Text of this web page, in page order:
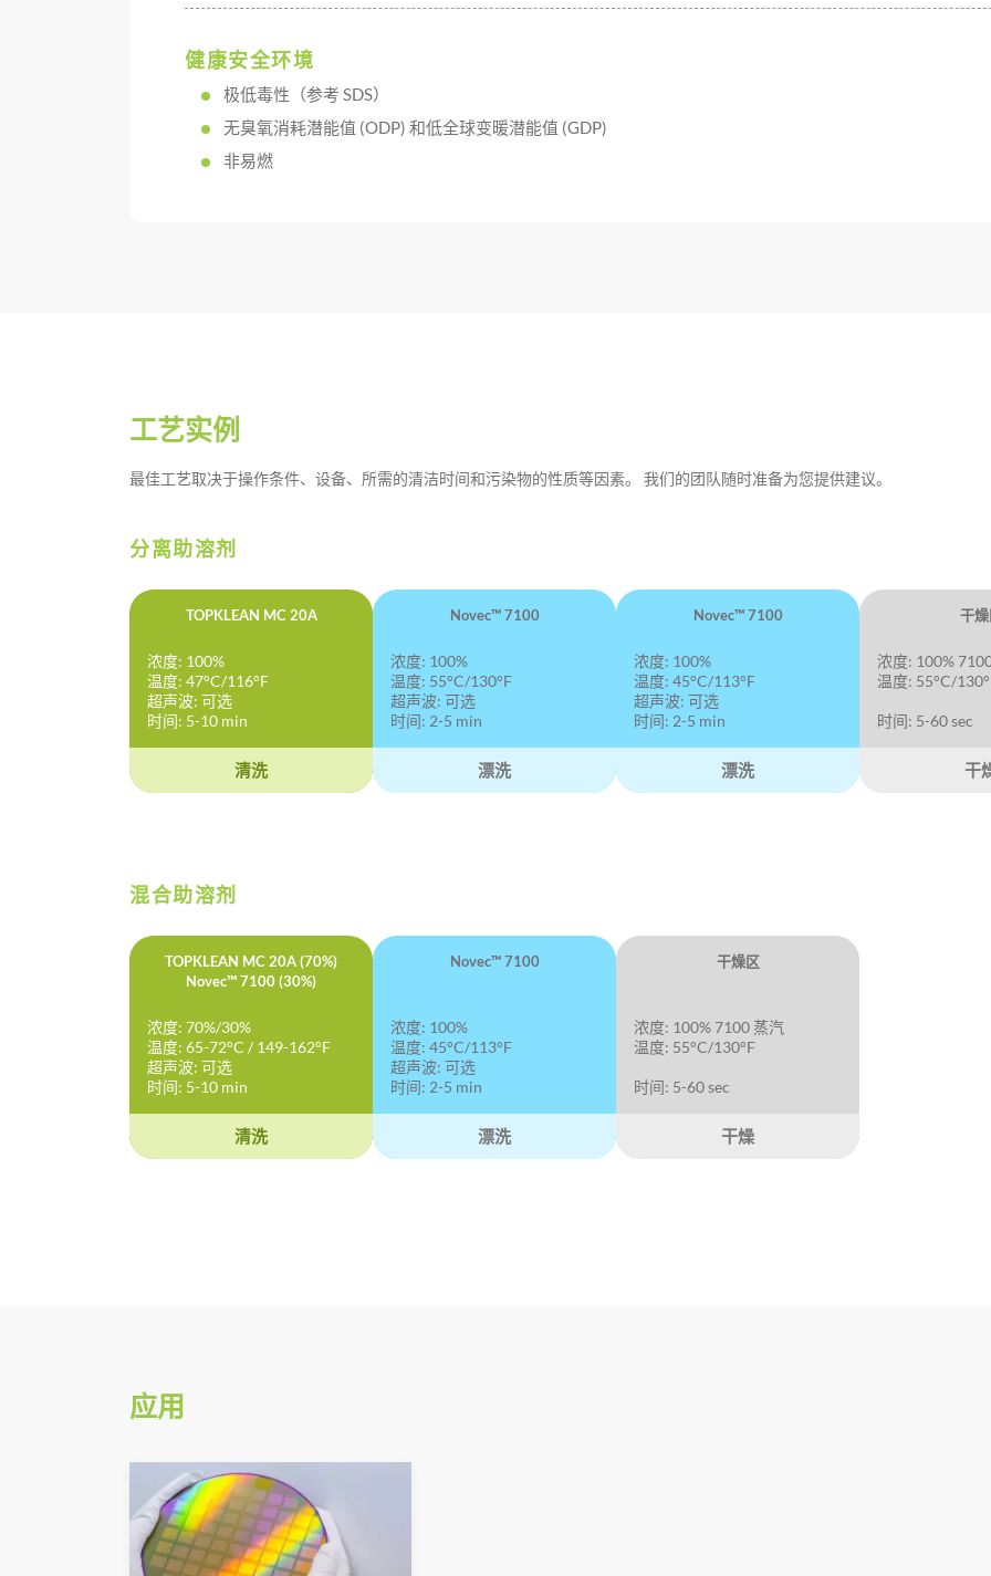
健康安全环境
极低毒性（参考 SDS）
无臭氧消耗潜能值 (ODP) 和低全球变暖潜能值 (GDP)
非易燃
工艺实例
最佳工艺取决于操作条件、设备、所需的清洁时间和污染物的性质等因素。 我们的团队随时准备为您提供建议。
分离助溶剂
TOPKLEAN MC 20A
浓度: 100%
温度: 47°C/116°F
超声波: 可选
时间: 5-10 min
清洗
Novec™ 7100
浓度: 100%
温度: 55°C/130°F
超声波: 可选
时间: 2-5 min
漂洗
Novec™ 7100
浓度: 100%
温度: 45°C/113°F
超声波: 可选
时间: 2-5 min
漂洗
干
浓度: 100%
温度: 55°C/
时间: 5-60 sec
干
混合助溶剂
TOPKLEAN MC 20A (70%)
Novec™ 7100 (30%)
浓度: 70%/30%
温度: 65-72°C / 149-162°F
超声波: 可选
时间: 5-10 min
清洗
Novec™ 7100
浓度: 100%
温度: 45°C/113°F
超声波: 可选
时间: 2-5 min
漂洗
干燥区
浓度: 100% 7100 蒸汽
温度: 55°C/130°F
时间: 5-60 sec
干燥
应用